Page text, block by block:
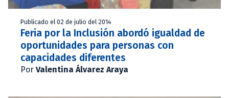
Publicado el 02 de julio del 2014
Feria por la Inclusión abordó igualdad de
oportunidades para personas con
capacidades diferentes
Por Valentina Álvarez Araya